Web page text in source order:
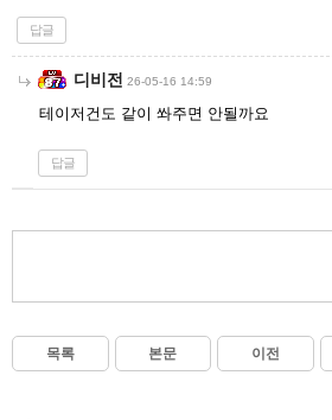
답글
디비전 26-05-16 14:59
테이저건도 같이 쏴주면 안될까요
답글
목록 본문 이전